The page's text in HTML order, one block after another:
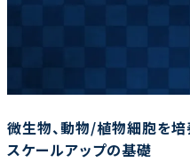
調査の種類で選ぶ
微生物、動物/植物細胞を培
スケールアップの基礎